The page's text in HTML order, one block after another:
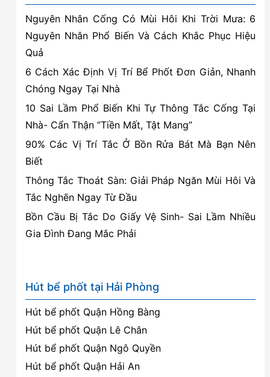
chuyên
dụng
Nguyên Nhân Cống Có Mùi Hôi Khi Trời Mưa: 6
Nguyên Nhân Phổ Biến Và Cách Khắc Phục Hiệu
Quả
6 Cách Xác Định Vị Trí Bể Phốt Đơn Giản, Nhanh
Chóng Ngay Tại Nhà
10 Sai Lầm Phổ Biến Khi Tự Thông Tắc Cống Tại
Nhà- Cẩn Thận “Tiền Mất, Tật Mang”
90% Các Vị Trí Tắc Ở Bồn Rửa Bát Mà Bạn Nên
Biết
Thông Tắc Thoát Sàn: Giải Pháp Ngăn Mùi Hôi Và
Tắc Nghẽn Ngay Từ Đầu
Bồn Cầu Bị Tắc Do Giấy Vệ Sinh- Sai Lầm Nhiều
Gia Đình Đang Mắc Phải
Hút bể phốt tại Hải Phòng
Hút bể phốt Quận Hồng Bàng
Hút bể phốt Quận Lê Chân
Hút bể phốt Quận Ngô Quyền
Hút bể phốt Quận Hải An